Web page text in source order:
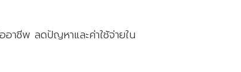
าชีพ ลดปัญหาและค่าใช้จ่ายใน